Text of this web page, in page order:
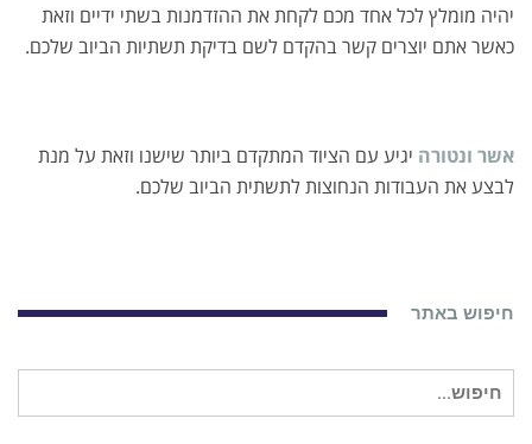
יהיה מומלץ לכל אחד מכם לקחת את ההזדמנות בשתי ידיים וזאת
כאשר אתם יוצרים קשר בהקדם לשם בדיקת תשתיות הביוב שלכם.
אשר ונטורה יגיע עם הציוד המתקדם ביותר שישנו וזאת על מנת
לבצע את העבודות הנחוצות לתשתית הביוב שלכם.
חיפוש באתר
עבור: